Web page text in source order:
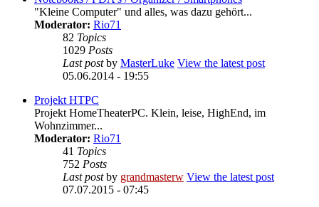
"Kleine Computer" und alles, was dazu gehört...
Moderator: Rio71
82 Topics
1029 Posts
Last postby MasterLuke View the latest post
05.06.2014 - 19:55
Projekt HTPC
Projekt HomeTheaterPC. Klein, leise, HighEnd, im
Wohnzimmer...
Moderator: Rio71
41 Topics
752 Posts
Last postby grandmasterw View the latest post
07.07.2015 - 07:45